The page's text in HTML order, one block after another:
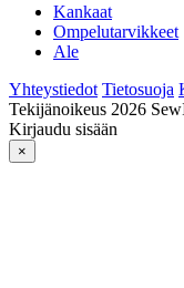
Kankaat
Ompelutarvikkeet
Ale
Yhteystiedot Tietosuoja
Tekijänoikeus 2026
Kirjaudu sisään
×